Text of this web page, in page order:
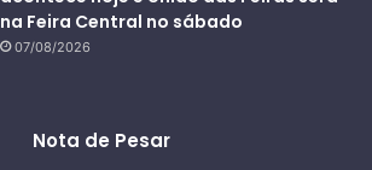
na Feira Central no sábado
07/08/2026
Nota de Pesar